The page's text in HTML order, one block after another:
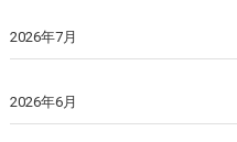
2026年7月
2026年6月